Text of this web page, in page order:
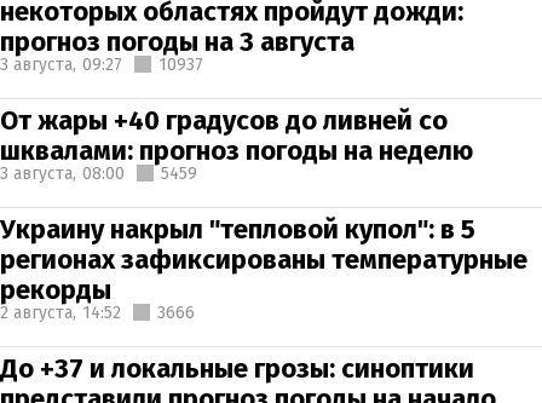
некоторых областях пройдут дожди:
прогноз погоды на 3 августа
3 августа, 09:27 10937
От жары +40 градусов до ливней со
шквалами: прогноз погоды на неделю
3 августа, 08:00 5459
Украину накрыл "тепловой купол": в 5
регионах зафиксированы температурные
рекорды
2 августа, 14:52 3666
До +37 и локальные грозы: синоптики